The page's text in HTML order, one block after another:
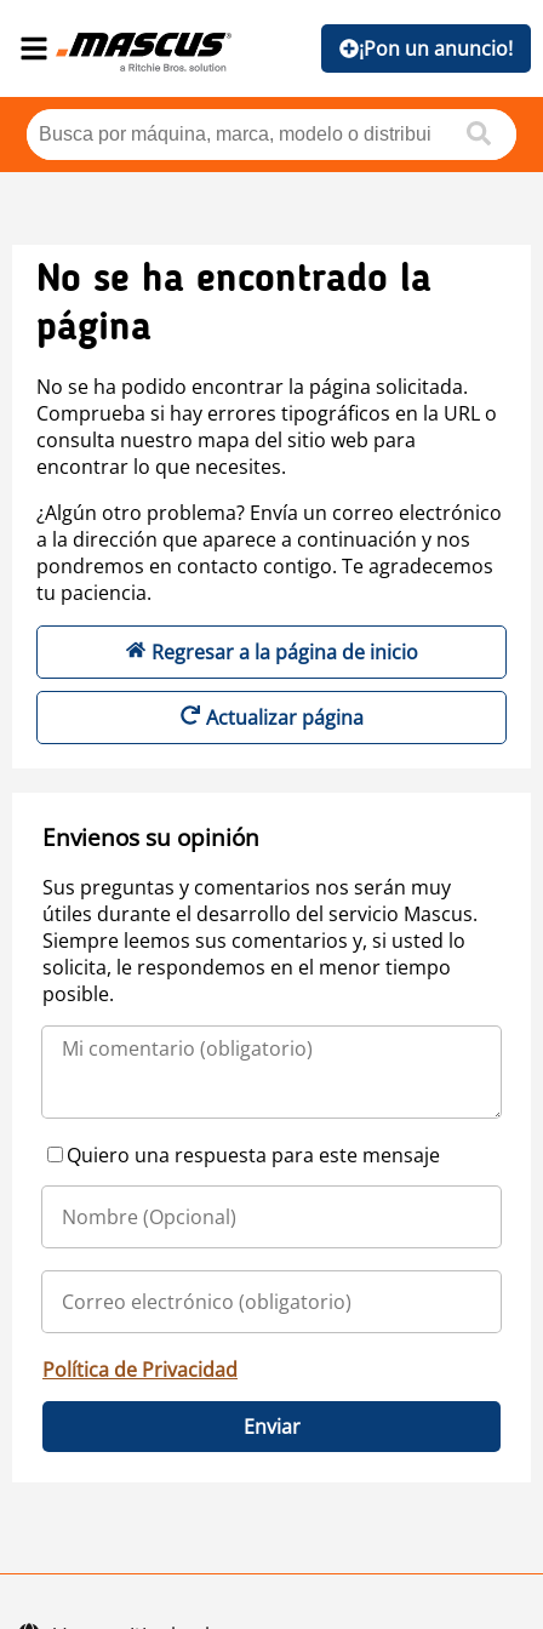
¡Pon un anuncio!
No se ha encontrado la
página
No se ha podido encontrar la página solicitada.
Comprueba si hay errores tipográficos en la URL o
consulta nuestro mapa del sitio web para
encontrar lo que necesites.
¿Algún otro problema? Envía un correo electrónico
a la dirección que aparece a continuación y nos
pondremos en contacto contigo. Te agradecemos
tu paciencia.
Regresar a la página de inicio
Actualizar página
Envienos su opinión
Sus preguntas y comentarios nos serán muy
útiles durante el desarrollo del servicio Mascus.
Siempre leemos sus comentarios y, si usted lo
solicita, le respondemos en el menor tiempo
posible.
Quiero una respuesta para este mensaje
Política de Privacidad
Enviar